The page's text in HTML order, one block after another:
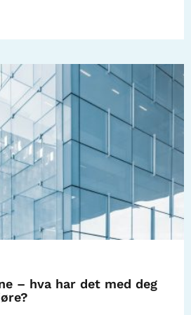
– hva har det med deg